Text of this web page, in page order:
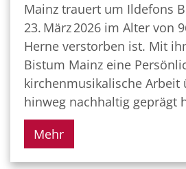
Mainz trauert um Ildefons
23. März 2026 im Alter von
Herne verstorben ist. Mit
Bistum Mainz eine
kirchenmusikalische Arbeit
hinweg nachhaltig geprägt
Mehr